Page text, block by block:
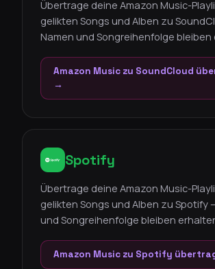
Übertrage deine Amazon Music-
gelikten Songs und Alben zu
Namen und Songreihenfolge bleiben
Amazon Music zu SoundCloud
→
Spotify
Übertrage deine Amazon Music-
gelikten Songs und Alben zu Spotify
und Songreihenfolge bleiben
Amazon Music zu Spotify